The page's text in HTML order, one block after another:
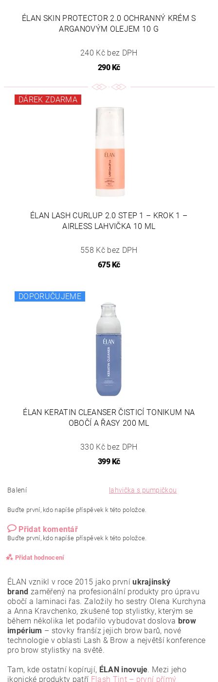
ÉLAN SKIN PROTECTOR 2.0 OCHRANNÝ KRÉM S
ARGANOVÝM OLEJEM 10 G
240 Kč bez DPH
290 Kč
DÁREK ZDARMA
ÉLAN LASH CURLUP 2.0 STEP 1 – KROK 1 –
AIRLESS LAHVIČKA 10 ML
558 Kč bez DPH
675 Kč
DOPORUČUJEME
ÉLAN KERATIN CLEANSER ČISTICÍ TONIKUM NA
OBOČÍ A ŘASY 200 ML
330 Kč bez DPH
399 Kč
Balení lahvička s pumpičkou
Buďte první, kdo napíše příspěvek k této položce.
Přidat komentář
Buďte první, kdo napíše příspěvek k této položce.
Přidat hodnocení
ÉLAN vznikl v roce 2015 jako prvníukrajinský
brand zaměřený na profesionální produkty pro úpravu
obočí a laminaci řas. Založily ho sestry Olena Kurchyna
a Anna Kravchenko, zkušené top stylistky, kterým se
během několika let podařilo vybudovat doslova brow
impérium – stovky franšíz jejich brow barů, nové
technologie v oblasti Lash & Brow a největší konference
pro brow stylistky na světě.
Tam, kde ostatní kopírují, ÉLAN inovuje. Mezi jeho
ikonické produkty patří Flash Tint – první přímý